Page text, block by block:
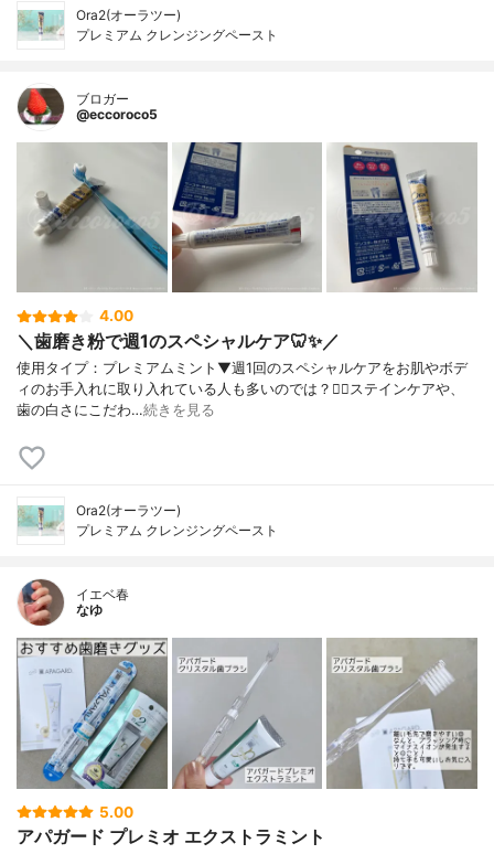
Ora2(オーラツー)
プレミアム クレンジングペースト
ブロガー
@eccoroco5
4.00
＼歯磨き粉で週1のスペシャルケア🦷✨／
使用タイプ：プレミアムミント⁡⁡▼⁡⁡⁡週1回のスペシャルケアをお肌やボデ
ィのお手入れに取り入れている人も多いのでは？💆‍♀️⁡ステインケアや、
歯の白さにこだわ…続きを見る
Ora2(オーラツー)
プレミアム クレンジングペースト
イエベ春
なゆ
5.00
アパガード プレミオ エクストラミント